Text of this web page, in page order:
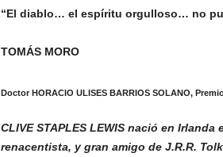
“El diablo… el espíritu orgulloso… no
TOMÁS MORO
Doctor HORACIO ULISES BARRIOS SOLANO,
CLIVE STAPLES LEWIS nació en Irlanda
renacentista, y gran amigo de J.R.R.